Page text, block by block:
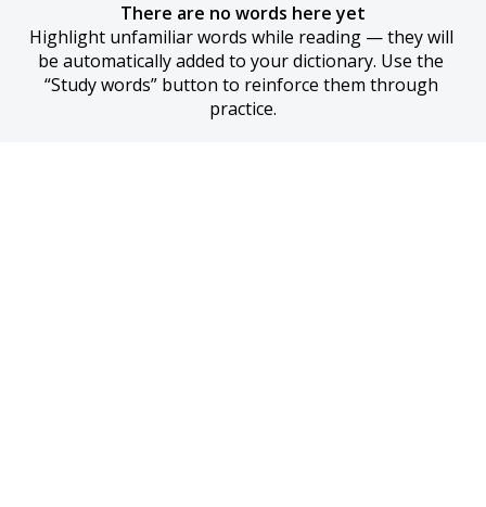
There are no words here yet
Highlight unfamiliar words while reading — they will
be automatically added to your dictionary. Use the
“Study words” button to reinforce them through
practice.